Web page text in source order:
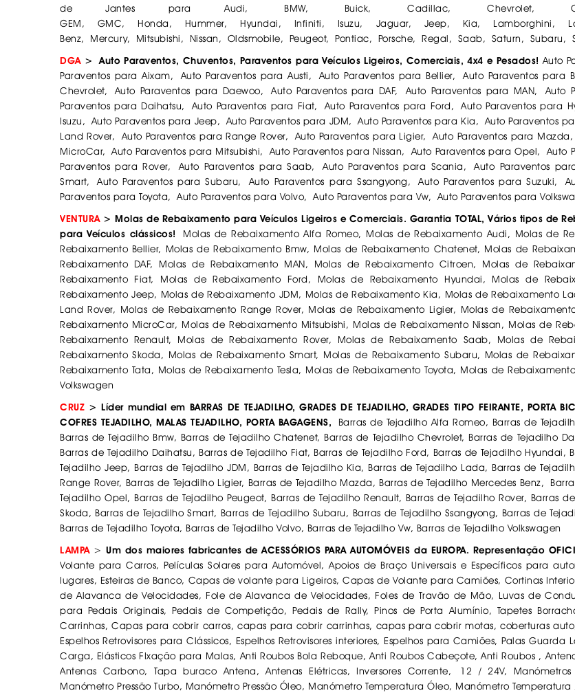
de Jantes para Audi, BMW, Buick, Cadillac, Chevrolet,
GEM, GMC, Honda, Hummer, Hyundai, Infiniti, Isuzu, Jaguar, Jeep, Kia, Lamborghini,
Benz, Mercury, Mitsubishi, Nissan, Oldsmobile, Peugeot, Pontiac, Porsche, Regal, Saab, Saturn, Subaru,
DGA > Auto Paraventos, Chuventos, Paraventos para Veículos Ligeiros, Comerciais, 4x4 e Pesados! Auto
Paraventos para Aixam, Auto Paraventos para Austi, Auto Paraventos para Bellier, Auto Paraventos
Chevrolet, Auto Paraventos para Daewoo, Auto Paraventos para DAF, Auto Paraventos para MAN,
Paraventos para Daihatsu, Auto Paraventos para Fiat, Auto Paraventos para Ford, Auto Paraventos para
Isuzu, Auto Paraventos para Jeep, Auto Paraventos para JDM, Auto Paraventos para Kia, Auto Paraventos
Land Rover, Auto Paraventos para Range Rover, Auto Paraventos para Ligier, Auto Paraventos para
MicroCar, Auto Paraventos para Mitsubishi, Auto Paraventos para Nissan, Auto Paraventos para Opel,
Paraventos para Rover, Auto Paraventos para Saab, Auto Paraventos para Scania, Auto Paraventos
Smart, Auto Paraventos para Subaru, Auto Paraventos para Ssangyong, Auto Paraventos para Suzuki,
Paraventos para Toyota, Auto Paraventos para Volvo, Auto Paraventos para Vw, Auto Paraventos para
VENTURA> Molas de Rebaixamento para Veículos Ligeiros e Comerciais. Garantia TOTAL, Vários tipos de
para Veículos clássicos! Molas de Rebaixamento Alfa Romeo, Molas de Rebaixamento Audi, Molas de
Rebaixamento Bellier, Molas de Rebaixamento Bmw, Molas de Rebaixamento Chatenet, Molas de
Rebaixamento DAF, Molas de Rebaixamento MAN, Molas de Rebaixamento Citroen, Molas de
Rebaixamento Fiat, Molas de Rebaixamento Ford, Molas de Rebaixamento Hyundai, Molas de
Rebaixamento Jeep, Molas de Rebaixamento JDM, Molas de Rebaixamento Kia, Molas de Rebaixamento
Land Rover, Molas de Rebaixamento Range Rover, Molas de Rebaixamento Ligier, Molas de
Rebaixamento MicroCar, Molas de Rebaixamento Mitsubishi, Molas de Rebaixamento Nissan, Molas de
Rebaixamento Renault, Molas de Rebaixamento Rover, Molas de Rebaixamento Saab, Molas de
Rebaixamento Skoda, Molas de Rebaixamento Smart, Molas de Rebaixamento Subaru, Molas de
Rebaixamento Tata, Molas de Rebaixamento Tesla, Molas de Rebaixamento Toyota, Molas de
Volkswagen
CRUZ > Líder mundial em BARRAS DE TEJADILHO, GRADES DE TEJADILHO, GRADES TIPO FEIRANTE, PORTA
COFRES TEJADILHO, MALAS TEJADILHO, PORTA BAGAGENS, Barras de Tejadilho Alfa Romeo, Barras de
Barras de Tejadilho Bmw, Barras de Tejadilho Chatenet, Barras de Tejadilho Chevrolet, Barras de Tejadilho
Barras de Tejadilho Daihatsu, Barras de Tejadilho Fiat, Barras de Tejadilho Ford, Barras de Tejadilho
Tejadilho Jeep, Barras de Tejadilho JDM, Barras de Tejadilho Kia, Barras de Tejadilho Lada, Barras de
Range Rover, Barras de Tejadilho Ligier, Barras de Tejadilho Mazda, Barras de Tejadilho Mercedes Benz,
Tejadilho Opel, Barras de Tejadilho Peugeot, Barras de Tejadilho Renault, Barras de Tejadilho Rover, Barras
Skoda, Barras de Tejadilho Smart, Barras de Tejadilho Subaru, Barras de Tejadilho Ssangyong, Barras de
Barras de Tejadilho Toyota, Barras de Tejadilho Volvo, Barras de Tejadilho Vw, Barras de Tejadilho Volkswagen
LAMPA > Um dos maiores fabricantes de ACESSÓRIOS PARA AUTOMÓVEIS da EUROPA. Representação
Volante para Carros, Películas Solares para Automóvel, Apoios de Braço Universais e Específicos para
lugares, Esteiras de Banco, Capas de volante para Ligeiros, Capas de Volante para Camiões, Cortinas
de Alavanca de Velocidades, Fole de Alavanca de Velocidades, Foles de Travão de Mão, Luvas de
para Pedais Originais, Pedais de Competição, Pedais de Rally, Pinos de Porta Alumínio, Tapetes
Carrinhas, Capas para cobrir carros, capas para cobrir carrinhas, capas para cobrir motas, coberturas
Espelhos Retrovisores para Clássicos, Espelhos Retrovisores interiores, Espelhos para Camiões, Palas
Carga, Elásticos FIxação para Malas, Anti Roubos Bola Reboque, Anti Roubos Cabeçote, Anti Roubos ,
Antenas Carbono, Tapa buraco Antena, Antenas Elétricas, Inversores Corrente, 12 / 24V, Manómetros
Manómetro Pressão Turbo, Manómetro Pressão Óleo, Manómetro Temperatura Óleo, Manómetro